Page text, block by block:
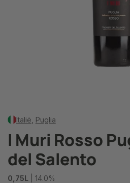
Italië Puglia
I Muri Rosso
del Salento
0,75L | 14.0%